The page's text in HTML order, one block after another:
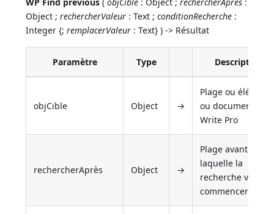
Object ;rechercherValeur : Text ;conditionRecherche :
Integer {;remplacerValeur : Text} ) -> Résultat
Paramètre Type Description
objCible Object →
Plage ou élément
ou document 4D
Write Pro
rechercherAprès Object →
Plage avant
laquelle la
recherche va
commencer